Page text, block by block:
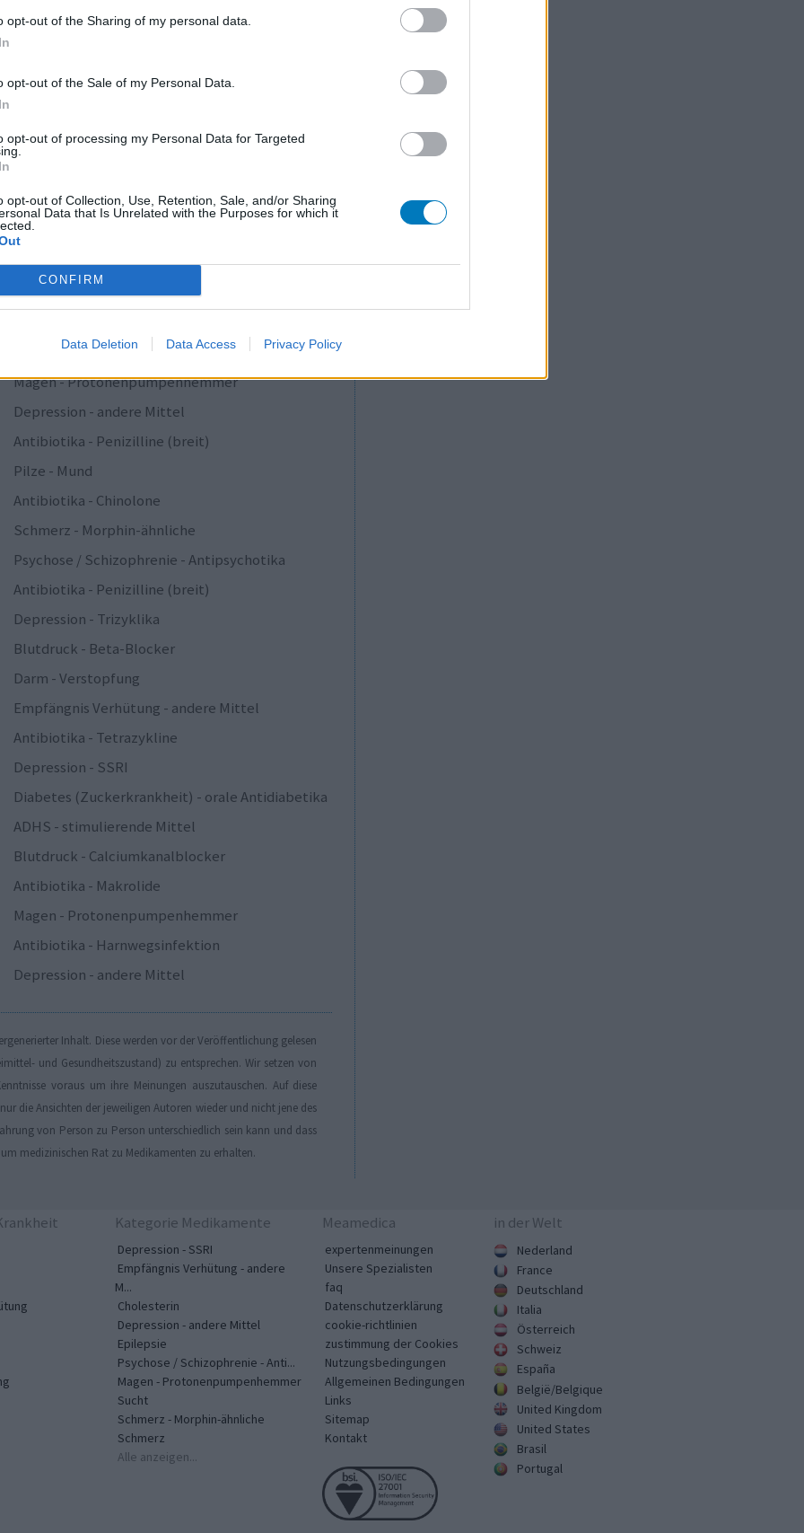
opt-out of the Sharing of my personal data.
opt-out of the Sale of my Personal Data.
opt-out of processing my Personal Data for Targeted
opt-out of Collection, Use, Retention, Sale, and/or Sharing
Data that Is Unrelated with the Purposes for which it
CONFIRM
Data Deletion Data Access Privacy Policy
1
Depression - SSRI
Cholesterin
Depression - SSRI
Sucht
Depression - SSRI
Depression - SSRI
Magen - Protonenpumpenhemmer
Depression - andere Mittel
Antibiotika - Penizilline (breit)
Pilze - Mund
Antibiotika - Chinolone
Schmerz - Morphin-ähnliche
Psychose / Schizophrenie - Antipsychotika
Antibiotika - Penizilline (breit)
Depression - Trizyklika
Blutdruck - Beta-Blocker
Darm - Verstopfung
Empfängnis Verhütung - andere Mittel
Antibiotika - Tetrazykline
Depression - SSRI
Diabetes (Zuckerkrankheit) - orale Antidiabetika
ADHS - stimulierende Mittel
Blutdruck - Calciumkanalblocker
Antibiotika - Makrolide
Magen - Protonenpumpenhemmer
Antibiotika - Harnwegsinfektion
Depression - andere Mittel
Inhalt. Diese werden vor der Veröffentlichung gelesen
und Gesundheitszustand) zu entsprechen. Wir setzen von
voraus um ihre Meinungen auszutauschen. Auf diese
die Ansichten der jeweiligen Autoren wieder und nicht jene des
von Person zu Person unterschiedlich sein kann und dass
medizinischen Rat zu Medikamenten zu erhalten.
Kategorie Medikamente
Depression - SSRI
Empfängnis Verhütung - andere
M...
Cholesterin
Depression - andere Mittel
Epilepsie
Psychose / Schizophrenie - Anti...
Magen - Protonenpumpenhemmer
Sucht
Schmerz - Morphin-ähnliche
Schmerz
Alle anzeigen...
Meamedica
expertenmeinungen
Unsere Spezialisten
faq
Datenschutzerklärung
cookie-richtlinien
zustimmung der Cookies
Nutzungsbedingungen
Allgemeinen Bedingungen
Links
Sitemap
Kontakt
in der Welt
Nederland
France
Deutschland
Italia
Österreich
Schweiz
España
België/Belgique
United Kingdom
United States
Brasil
Portugal